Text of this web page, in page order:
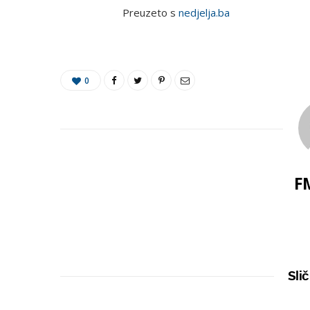
Preuzeto s nedjelja.ba
0